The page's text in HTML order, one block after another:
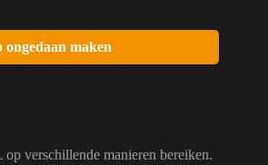
ongedaan maken
verschillende manieren bereiken.